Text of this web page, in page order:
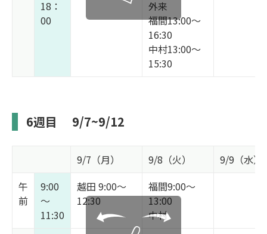
18：
00
外来
福間13:00～
16:30
中村13:00～
15:30
6週目 9/7~9/12
9/7（月） 9/8（火）
9/9（水）
午
前
9:00
～
11:30
越田 9:00～
12:30
福間9:00～
13:00
中村